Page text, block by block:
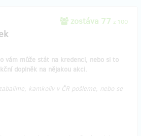
zostáva 77 z 100
vám může stát na kredenci, nebo si to
doplněk na nějakou akci.
kamkoliv v ČR pošleme, nebo se